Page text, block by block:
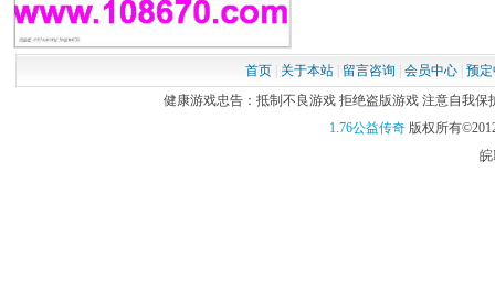
首页| 关于本站| 留言咨询 会员中心| 预
健康游戏忠告：抵制不良游戏 拒绝盗版游戏 注意自我保
1.76公益传奇版权所有
皖